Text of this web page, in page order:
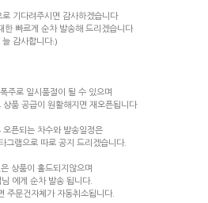
기다려주시면 감사하겠습니다
한 빠르게 순차 발송해 드리겠습니다
늘 감사합니다:)
주로 일시품절이 될 수 있으며
품 공급이 원활해지면 재오픈됩니다
픈되는 차수와 발송일정은
그램으로 따로 공지 드리겠습니다.
상품이 홀드되지않으며
에게 순차 발송 됩니다.
주문건자체가 자동취소됩니다.